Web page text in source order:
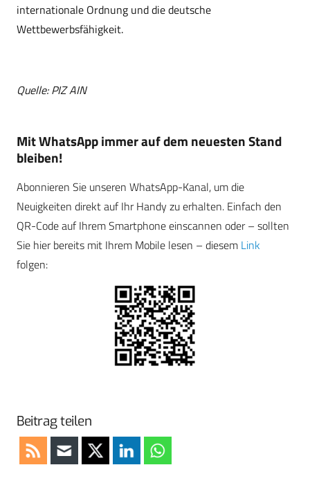
internationale Ordnung und die deutsche
Wettbewerbsfähigkeit.
Quelle: PIZ AIN
Mit WhatsApp immer auf dem neuesten Stand
bleiben!
Abonnieren Sie unseren WhatsApp-Kanal, um die
Neuigkeiten direkt auf Ihr Handy zu erhalten. Einfach den
QR-Code auf Ihrem Smartphone einscannen oder – sollten
Sie hier bereits mit Ihrem Mobile lesen – diesem Link
folgen:
Beitrag teilen